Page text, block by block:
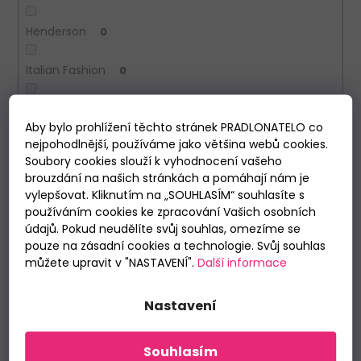
Aby bylo prohlížení těchto stránek PRADLONATELO co
nejpohodlnější, používáme jako většina webů cookies.
Soubory cookies slouží k vyhodnocení vašeho
brouzdání na našich stránkách a pomáhají nám je
vylepšovat. Kliknutím na „SOUHLASÍM“ souhlasíte s
používáním cookies ke zpracování Vašich osobních
údajů. Pokud neudělíte svůj souhlas, omezíme se
pouze na zásadní cookies a technologie. Svůj souhlas
můžete upravit v "NASTAVENÍ". Další informace
Nastavení
Souhlasím
Henderson 0
Italian Fashion 0
Julimex 0
Lama 0
Mustang 0
Noviti 0